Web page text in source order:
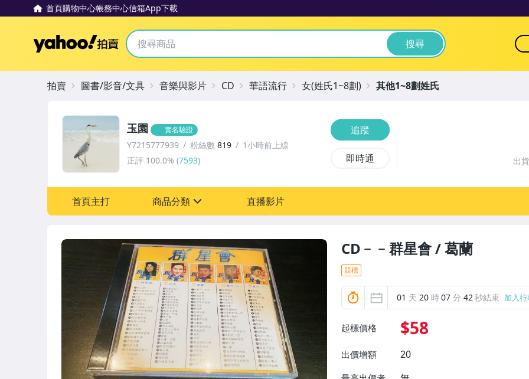
首頁購物中心帳務中心信箱App下載
Yahoo拍賣 搜尋
CD﹣﹣群星會 / 葛蘭
競標
01 天 20 時07 分 41秒結束 加入
起標價格 $58
出價增額 20
玉園 實名驗證
Y7215777939 粉絲數 819
1小時前上線
正評 100.0% (7593)
追蹤
即時通 出
首頁主打 商品分類
古董、藝術與礦石
偶像、球員卡與郵幣
女裝與服飾配件
手錶與飾品配件
直播影片
拍賣 圖書/影音/文具 音樂與影片 CD 華語流行 女(姓氏1~8劃) 其他1~8劃姓氏